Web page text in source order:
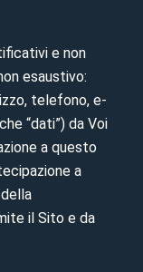
e non
esaustivo:
telefono, e-
“dati”) da Voi
a questo
a
il Sito e da